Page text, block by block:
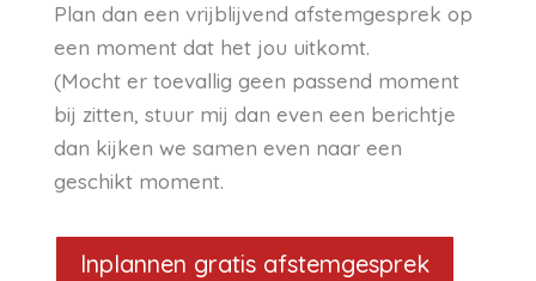
Plan dan een vrijblijvend afstemgesprek op
een moment dat het jou uitkomt.
(Mocht er toevallig geen passend moment
bij zitten, stuur mij dan even een berichtje
dan kijken we samen even naar een
geschikt moment.
Inplannen gratis afstemgesprek